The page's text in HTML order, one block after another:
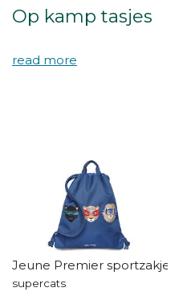
Op kamp tasjes
Jeune Premier sportzakje
supercats